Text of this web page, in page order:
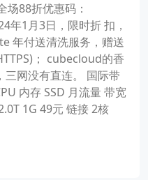
88折优惠码：
年1月3日，限时折 扣，
年付送清洗服务，赠送
； cubecloud的香
三网没有直连。 国际带
内存 SSD 月流量 带宽
1G 49元 链接 2核